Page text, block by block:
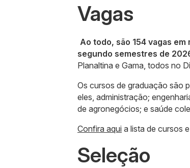
Vagas
Ao todo, são 154 vagas
segundo semestres de
Planaltina e Gama, todos no
Os cursos de graduação são
eles, administração;
de agronegócios; e saúde
Confira aqui a lista de cursos
Seleção